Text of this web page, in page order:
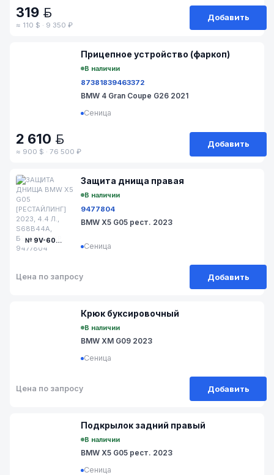
319
≈ 110 $ · 9 350 ₽
Добавить
Прицепное устройство (фаркоп)
В наличии
87381839463372
BMW 4 Gran Coupe G26 2021
Сеница
2 610
≈ 900 $ · 76 500 ₽
Добавить
№ 9V-606-7
Защита днища правая
В наличии
9477804
BMW X5 G05 рест. 2023
Сеница
Цена по запросу Добавить
Крюк буксировочный
В наличии
BMW XM G09 2023
Сеница
Цена по запросу Добавить
Подкрылок задний правый
В наличии
BMW X5 G05 рест. 2023
Сеница